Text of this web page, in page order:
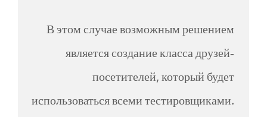
В этом случае возможным решением
является создание класса друзей-
посетителей, который будет
использоваться всеми тестировщиками.